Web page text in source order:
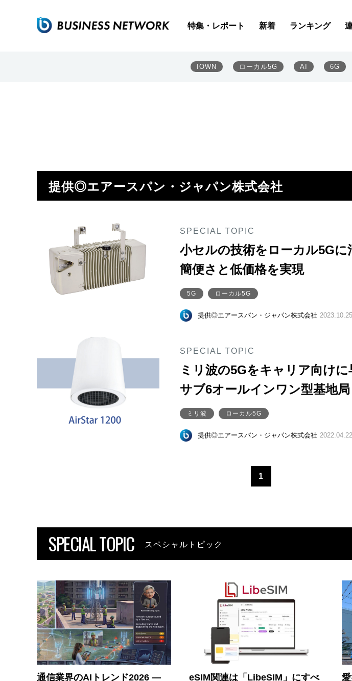
特集・レポート 新着 ランキング
IOWN ローカル5G AI 6G
提供◎エアースパン・ジャパン株式会社
SPECIAL TOPIC
小セルの技術をローカル5G
簡便さと低価格を実現
5G ローカル5G
提供◎エアースパン・ジャパン株式会社 2023.10.25
SPECIAL TOPIC
ミリ波の5Gをキャリア向け
サブ6オールインワン型基地局
ミリ波 ローカル5G
提供◎エアースパン・ジャパン株式会社 2022.04.22
1
SPECIAL TOPIC スペシャルトピック
通信業界のAIトレンド2026 ―
eSIM関連は「LibeSIM」にすべ